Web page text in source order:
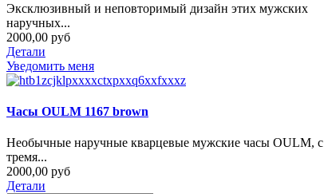
Эксклюзивный и неповторимый дизайн этих мужских
наручных...
2000,00 руб
Детали
Уведомить меня
Часы OULM 1167 brown
Необычные наручные кварцевые мужские часы OULM, с
тремя...
2000,00 руб
Детали